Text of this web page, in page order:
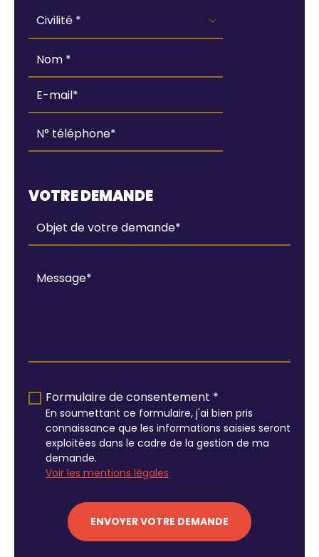
VOTRE DEMANDE
Formulaire de consentement *
En soumettant ce formulaire, j'ai bien pris
connaissance que les informations saisies seront
exploitées dans le cadre de la gestion de ma
demande.
Voir les mentions légales